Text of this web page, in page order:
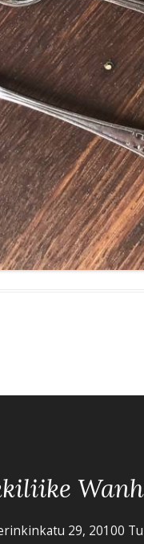
29, 20100